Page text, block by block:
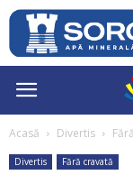
Acasă Divertis
Divertis Fără cravată